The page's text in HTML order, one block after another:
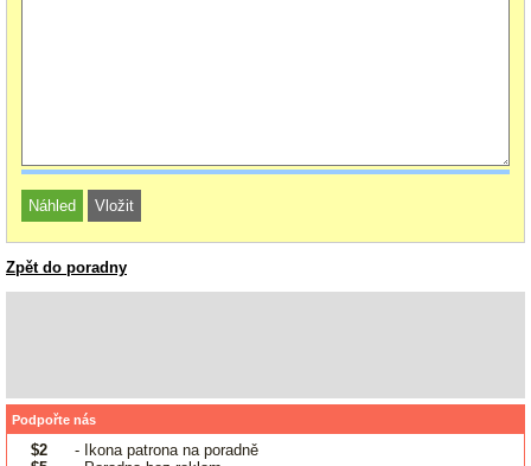
Zpět do poradny
Podpořte nás
$2
- Ikona patrona na poradně